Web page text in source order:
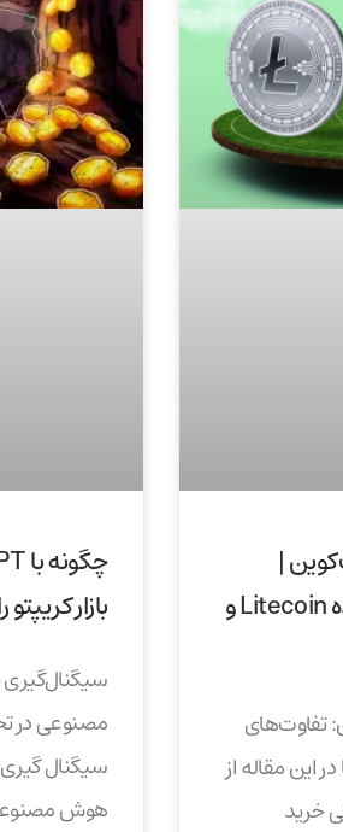
|
تفاوت‌ها، استخراج و آینده Litecoin و
تفاوت‌های
این مقاله از
خرید
بازار
مصنوعی در
هوش